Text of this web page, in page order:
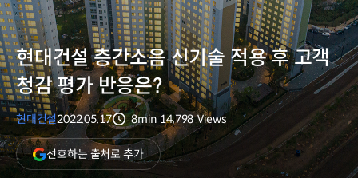
현대건설 층간소음 신기술 적용 후 고객
청감 평가 반응은?
현대건설2022.05.17
분량
8min
조회수
14,798 Views
선호하는 출처로 추가(새
창